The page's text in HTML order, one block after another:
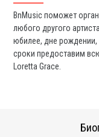
BnMusic поможет
любого другого
юбилее, дне рождении,
сроки предоставим
Loretta Grace.